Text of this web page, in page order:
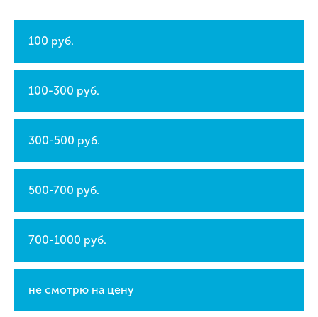
100 руб.
100-300 руб.
300-500 руб.
500-700 руб.
700-1000 руб.
не смотрю на цену